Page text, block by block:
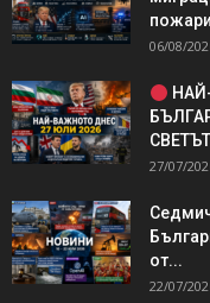
06/08/
СВЕТЪТ
27/07/
от...
22/07/